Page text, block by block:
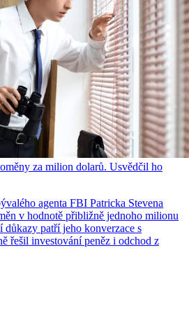
za milion dolarů. Usvědčil ho
agenta FBI Patricka Stevena
v hodnotě přibližně jednoho milionu
patří jeho konverzace s
řešil investování peněz i odchod z